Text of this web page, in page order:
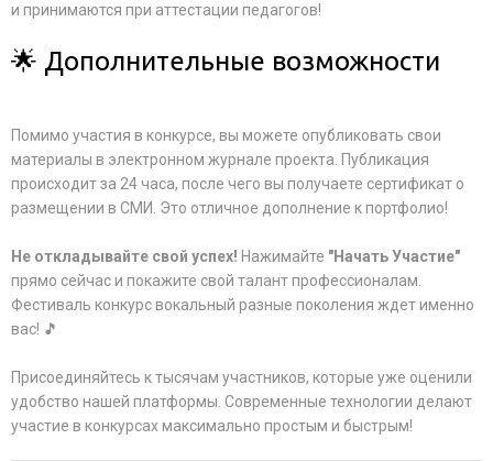
и принимаются при аттестации педагогов!
🌟 Дополнительные возможности
Помимо участия в конкурсе, вы можете опубликовать свои
материалы в электронном журнале проекта. Публикация
происходит за 24 часа, после чего вы получаете сертификат о
размещении в СМИ. Это отличное дополнение к портфолио!
Не откладывайте свой успех! Нажимайте "Начать Участие"
прямо сейчас и покажите свой талант профессионалам.
Фестиваль конкурс вокальный разные поколения ждет именно
вас! 🎵
Присоединяйтесь к тысячам участников, которые уже оценили
удобство нашей платформы. Современные технологии делают
участие в конкурсах максимально простым и быстрым!